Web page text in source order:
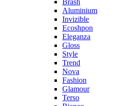
Aluminium
Invizible
Ecoshpon
Eleganza
Gloss
Style
Trend
Nova
Fashion
Glamour
Terso